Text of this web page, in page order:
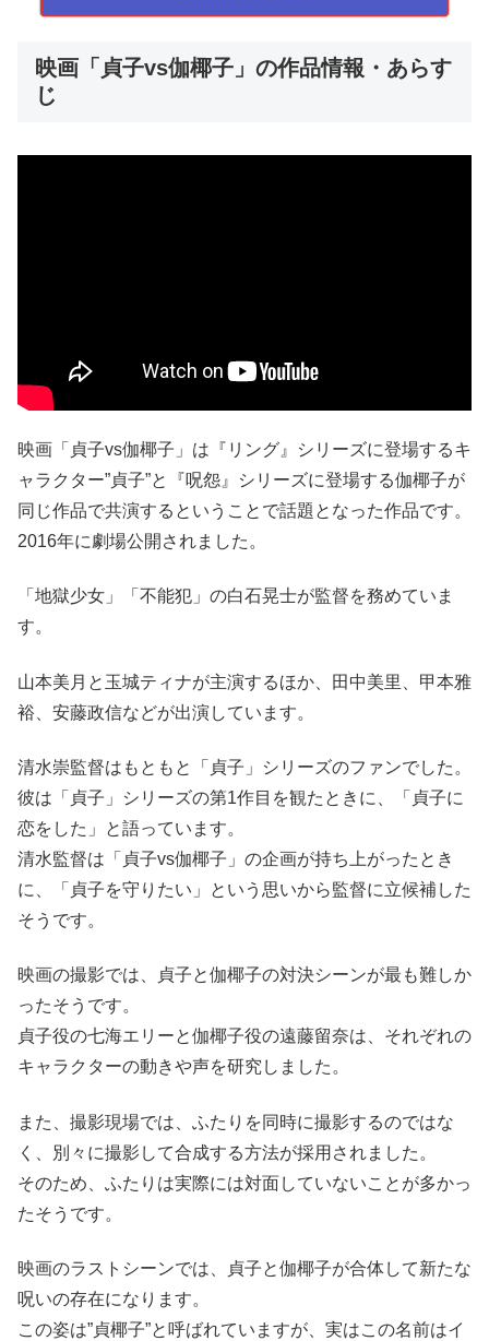
映画「貞子vs伽椰子」の作品情報・あらす
じ
映画「貞子vs伽椰子」は『リング』シリーズに登場するキ
ャラクター”貞子”と『呪怨』シリーズに登場する伽椰子が
同じ作品で共演するということで話題となった作品です。
2016年に劇場公開されました。
「地獄少女」「不能犯」の白石晃士が監督を務めていま
す。
山本美月と玉城ティナが主演するほか、田中美里、甲本雅
裕、安藤政信などが出演しています。
清水崇監督はもともと「貞子」シリーズのファンでした。
彼は「貞子」シリーズの第1作目を観たときに、「貞子に
恋をした」と語っています。
清水監督は「貞子vs伽椰子」の企画が持ち上がったとき
に、「貞子を守りたい」という思いから監督に立候補した
そうです。
映画の撮影では、貞子と伽椰子の対決シーンが最も難しか
ったそうです。
貞子役の七海エリーと伽椰子役の遠藤留奈は、それぞれの
キャラクターの動きや声を研究しました。
また、撮影現場では、ふたりを同時に撮影するのではな
く、別々に撮影して合成する方法が採用されました。
そのため、ふたりは実際には対面していないことが多かっ
たそうです。
映画のラストシーンでは、貞子と伽椰子が合体して新たな
呪いの存在になります。
この姿は”貞椰子”と呼ばれていますが、実はこの名前はイ